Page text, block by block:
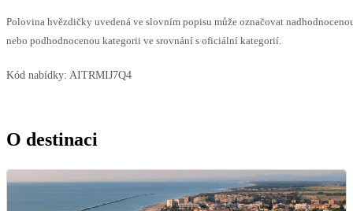
Polovina hvězdičky uvedená ve slovním popisu může označovat
nebo podhodnocenou kategorii ve srovnání s oficiální kategorií.
Kód nabídky: AITRMIJ7Q4
O destinaci